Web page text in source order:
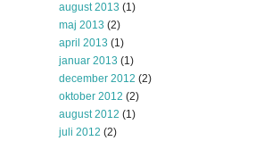
august 2013 (1)
maj 2013 (2)
april 2013 (1)
januar 2013 (1)
december 2012 (2)
oktober 2012 (2)
august 2012 (1)
juli 2012 (2)